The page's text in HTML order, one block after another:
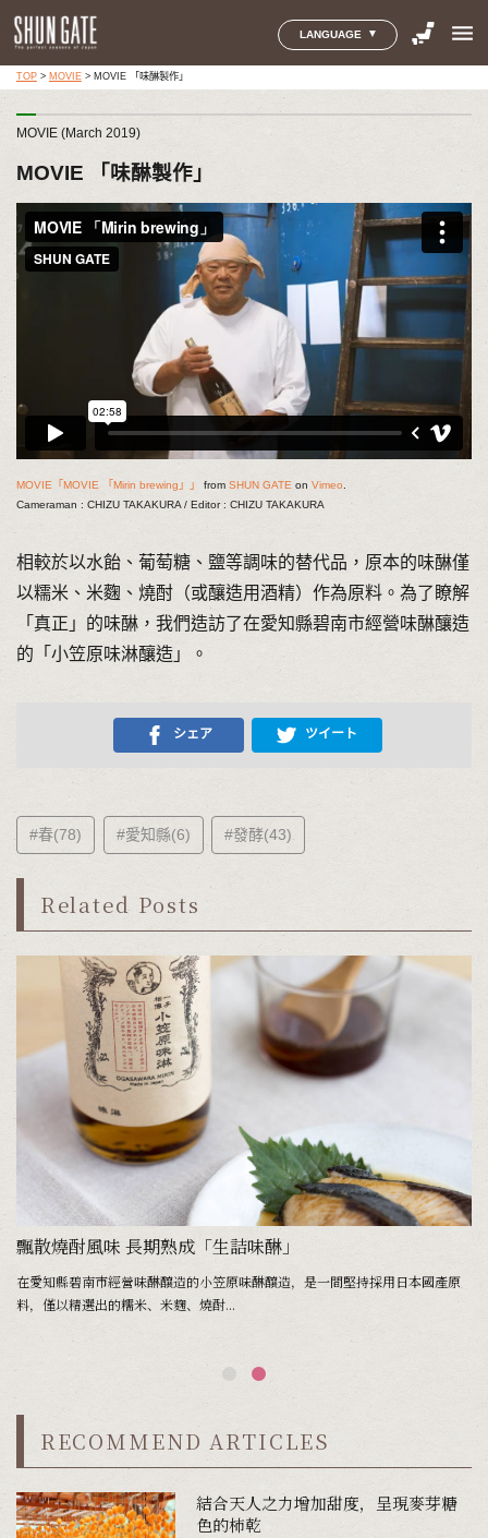
LANGUAGE menu
TOP> MOVIE> MOVIE 「味醂製作」
MOVIE (March 2019)
MOVIE 「味醂製作」
MOVIE「MOVIE 「Mirin brewing」」 from SHUN GATEon Vimeo.
Cameraman : CHIZU TAKAKURA / Editor : CHIZU TAKAKURA
相較於以水飴、葡萄糖、鹽等調味的替代品，原本的味醂僅
以糯米、米麴、燒酎（或釀造用酒精）作為原料。為了瞭解
「真正」的味醂，我們造訪了在愛知縣碧南市經營味醂釀造
的「小笠原味淋釀造」。
シェア ツイート
#春(78) #愛知縣(6) #發酵(43)
Related Posts
飄散燒酎風味 長期熟成「生詰味醂」
在愛知縣碧南市經營味醂釀造的小笠原味醂釀造，是一間堅持採用日本國產原
料，僅以精選出的糯米、米麴、燒酎...
RECOMMEND ARTICLES
結合天人之力增加甜度，呈現麥芽糖
色的柿乾